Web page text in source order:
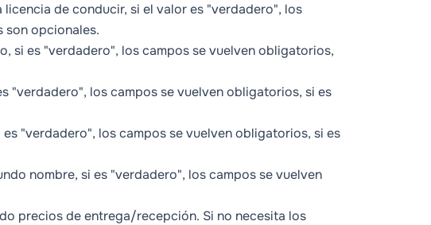
licencia de conducir, si el valor es "verdadero", los
son opcionales.
si es "verdadero", los campos se vuelven obligatorios,
"verdadero", los campos se vuelven obligatorios, si es
"verdadero", los campos se vuelven obligatorios, si es
nombre, si es "verdadero", los campos se vuelven
precios de entrega/recepción. Si no necesita los